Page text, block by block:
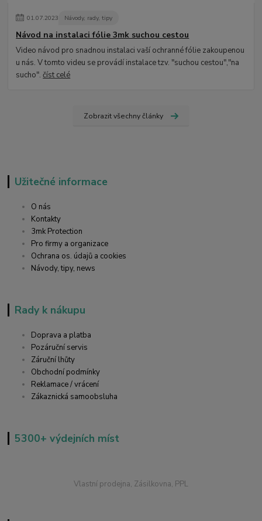
01.07.2023 Návody, rady, tipy
Návod na instalaci fólie 3mk suchou cestou
Video návod pro snadnou instalaci vaší ochranné fólie zakoupenou
u nás. V tomto videu se provádí instalace tzv. "suchou cestou","na
sucho".číst celé
Zobrazit všechny články
Užitečné informace
O nás
Kontakty
3mk Protection
Pro firmy a organizace
Ochrana os. údajů a cookies
Návody, tipy, news
Rady k nákupu
Doprava a platba
Pozáruční servis
Záruční lhůty
Obchodní podmínky
Reklamace / vrácení
Zákaznická samoobsluha
5300+ výdejních míst
Vlastní prodejna, Zásilkovna, PPL